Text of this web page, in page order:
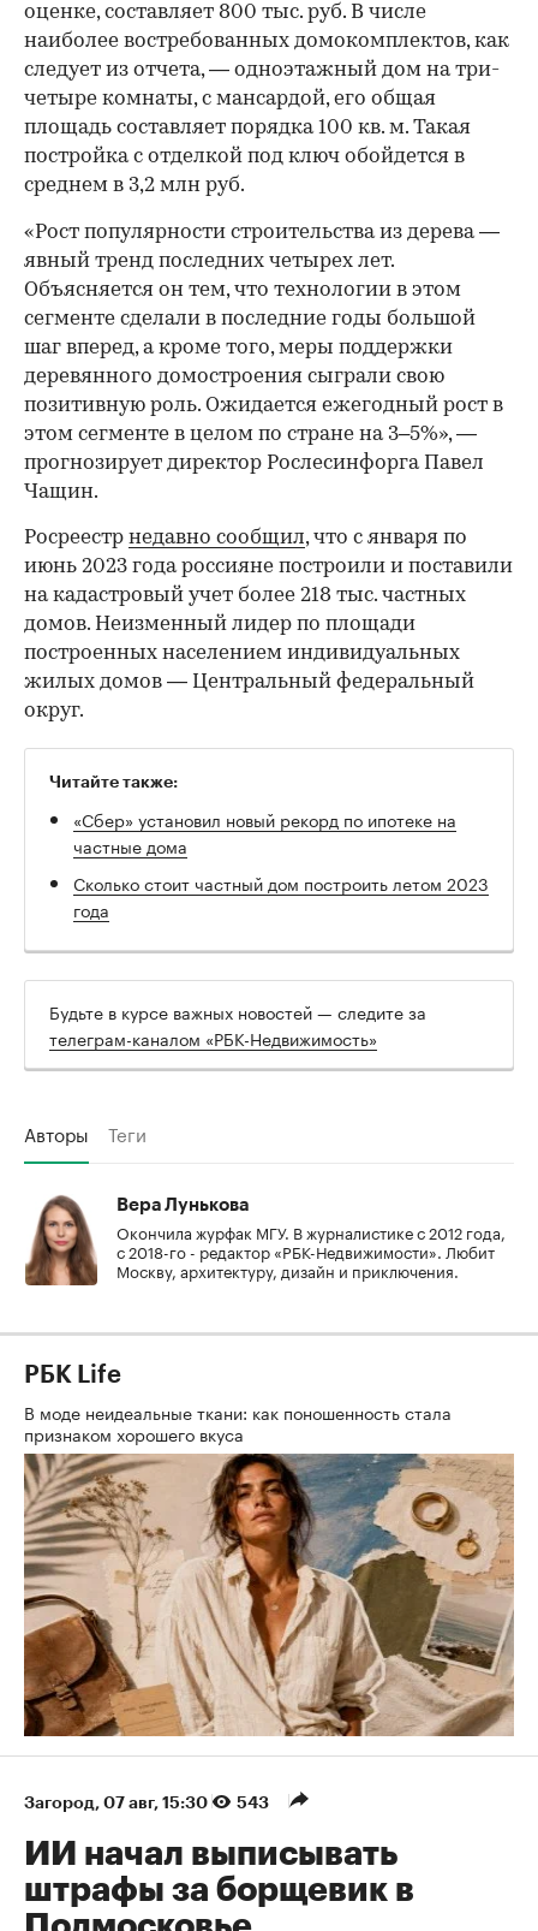
оценке, составляет 800 тыс. руб. В числе
наиболее востребованных домокомплектов, как
следует из отчета, — одноэтажный дом на три-
четыре комнаты, с мансардой, его общая
площадь составляет порядка 100 кв. м. Такая
постройка с отделкой под ключ обойдется в
среднем в 3,2 млн руб.
00:00 / 00:00
«Рост популярности строительства из дерева —
явный тренд последних четырех лет.
Объясняется он тем, что технологии в этом
сегменте сделали в последние годы большой
шаг вперед, а кроме того, меры поддержки
деревянного домостроения сыграли свою
позитивную роль. Ожидается ежегодный рост в
этом сегменте в целом по стране на 3–5%», —
прогнозирует директор Рослесинфорга Павел
Чащин.
Росреестр недавно сообщил, что с января по
июнь 2023 года россияне построили и поставили
на кадастровый учет более 218 тыс. частных
домов. Неизменный лидер по площади
построенных населением индивидуальных
жилых домов — Центральный федеральный
округ.
Читайте также:
«Сбер» установил новый рекорд по ипотеке на
частные дома
Сколько стоит частный дом построить летом 2023
года
Будьте в курсе важных новостей — следите за
телеграм-каналом «РБК-Недвижимость»
Авторы Теги
Вера Лунькова
Окончила журфак МГУ. В журналистике с 2012 года,
с 2018-го - редактор «РБК-Недвижимости». Любит
Москву, архитектуру, дизайн и приключения.
РБК Life
В моде неидеальные ткани: как поношенность стала
признаком хорошего вкуса
Загород 07 авг, 15:30 543
ИИ начал выписывать
штрафы за борщевик в